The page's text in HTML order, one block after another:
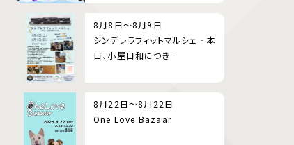
8月8日～8月9日
シンデレラフィットマルシェ‐本
日、小屋日和につき‐
8月22日～8月22日
One Love Bazaar